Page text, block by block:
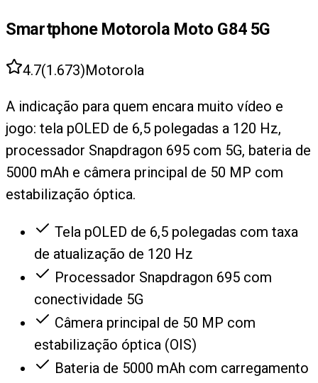
Smartphone Motorola Moto G84 5G
4.7(1.673)Motorola
A indicação para quem encara muito vídeo e
jogo: tela pOLED de 6,5 polegadas a 120 Hz,
processador Snapdragon 695 com 5G, bateria de
5000 mAh e câmera principal de 50 MP com
estabilização óptica.
Tela pOLED de 6,5 polegadas com taxa
de atualização de 120 Hz
Processador Snapdragon 695 com
conectividade 5G
Câmera principal de 50 MP com
estabilização óptica (OIS)
Bateria de 5000 mAh com carregamento